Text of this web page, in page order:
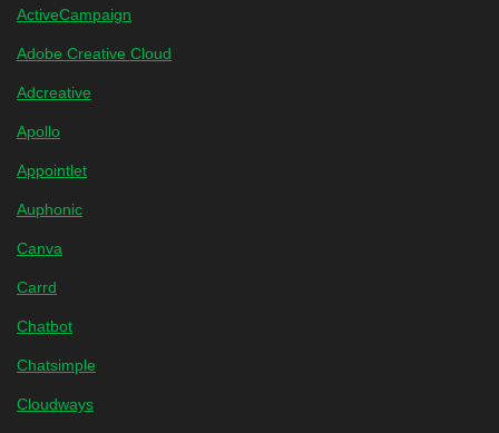
ActiveCampaign
Adobe Creative Cloud
Adcreative
Apollo
Appointlet
Auphonic
Canva
Carrd
Chatbot
Chatsimple
Cloudways